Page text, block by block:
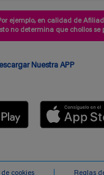
ejemplo, en calidad de
no determina que chollos se
Nuestra APP
cookies Reglas